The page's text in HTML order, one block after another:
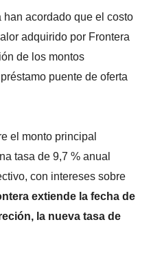
han acordado que el costo
adquirido por Frontera
de los montos
puente de oferta
el monto principal
tasa de 9,7 % anual
con intereses sobre
extiende la fecha de
la nueva tasa de